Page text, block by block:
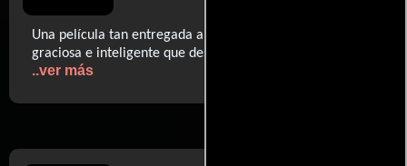
Una película tan entregada al duro cometido de parecer
graciosa e inteligente que despista más que entretiene
..ver más